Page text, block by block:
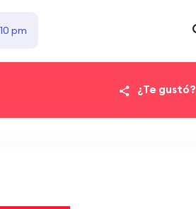
pm
¿Te gustó?